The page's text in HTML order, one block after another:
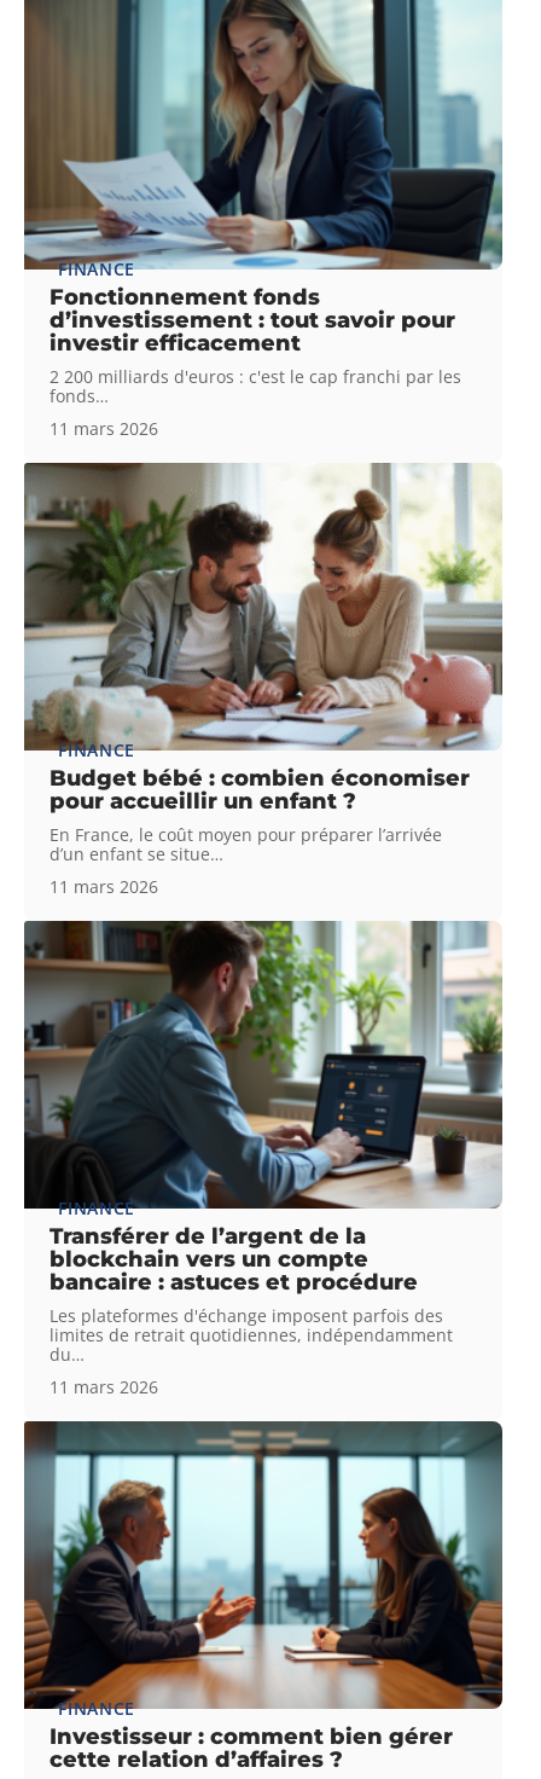
FINANCE
Fonctionnement fonds
d’investissement : tout savoir pour
investir efficacement
2 200 milliards d'euros : c'est le cap franchi par les
fonds…
11 mars 2026
FINANCE
Budget bébé : combien économiser
pour accueillir un enfant ?
En France, le coût moyen pour préparer l’arrivée
d’un enfant se situe…
11 mars 2026
FINANCE
Transférer de l’argent de la
blockchain vers un compte
bancaire : astuces et procédure
Les plateformes d'échange imposent parfois des
limites de retrait quotidiennes, indépendamment
du…
11 mars 2026
FINANCE
Investisseur : comment bien gérer
cette relation d’affaires ?